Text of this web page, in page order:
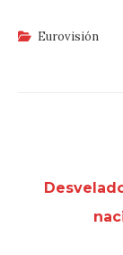
Eurovisión